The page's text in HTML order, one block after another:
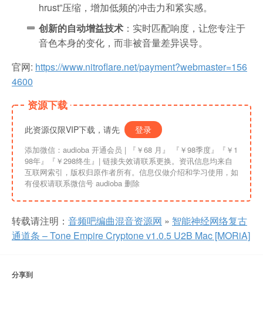
hrust”压缩，增加低频的冲击力和紧实感。
创新的自动增益技术 ：实时匹配响度，让您专注于
音色本身的变化，而非被音量差异误导。
官网: https://www.nitroflare.net/payment?webmaster=156
4600
资源下载
此资源仅限VIP下载，请先 登录
添加微信：audioba 开通会员 | 『￥68 月』 『￥98季度』『￥1
98年』『￥298终生』| 链接失效请联系更换。资讯信息均来自
互联网索引，版权归原作者所有。信息仅做介绍和学习使用，如
有侵权请联系微信号 audioba 删除
转载请注明： 音频吧编曲混音资源网 » 智能神经网络复古
通道条 – Tone Empire Cryptone v1.0.5 U2B Mac [MORiA]
分享到